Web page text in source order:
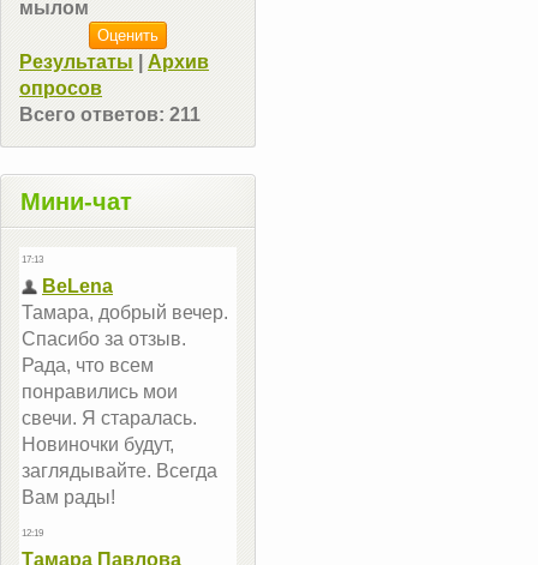
мылом
Результаты
Архив
опросов
Всего ответов: 211
Мини-чат